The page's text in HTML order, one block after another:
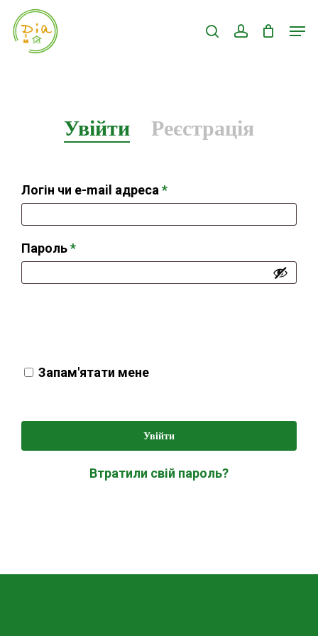
Skip
searchaccount
Увійти Реєстрація
Логін чи e-mail адреса *Обов’язкове
Пароль*Обов’язкове
Запам'ятати мене
Увійти
Втратили свій пароль?